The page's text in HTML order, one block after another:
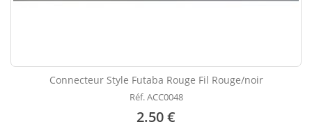
Connecteur Style Futaba Rouge Fil Rouge/noir
Réf. ACC0048
2.50 €